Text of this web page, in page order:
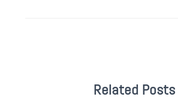
Related Posts